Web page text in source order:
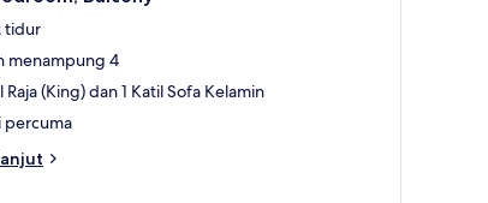
tidur
menampung 4
Raja (King) dan 1 Katil Sofa Kelamin
percuma